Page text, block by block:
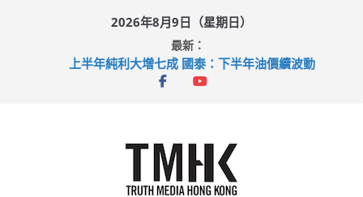
2026年8月9日（星期日）
最新：
上半年純利大增七成 國泰：下半年油價續波動
拜仁熱身賽挫維拉 啟德主場館奪錦標